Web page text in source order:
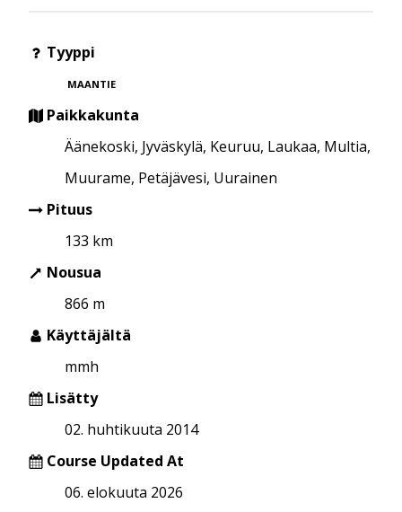
Tyyppi
MAANTIE
Paikkakunta
Äänekoski, Jyväskylä, Keuruu, Laukaa, Multia,
Muurame, Petäjävesi, Uurainen
Pituus
133 km
Nousua
866 m
Käyttäjältä
mmh
Lisätty
02. huhtikuuta 2014
Course Updated At
06. elokuuta 2026